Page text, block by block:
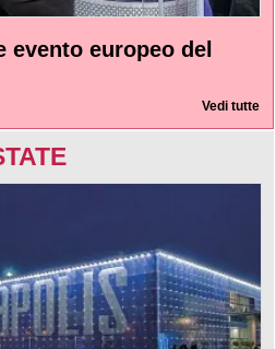
evento europeo del
Vedi tutte